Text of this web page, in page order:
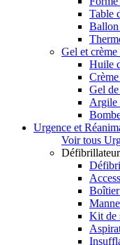
Table
Ballon
Gel et crème
Huile
Gel
Argile
Urgence et
Voir tous
Kit de